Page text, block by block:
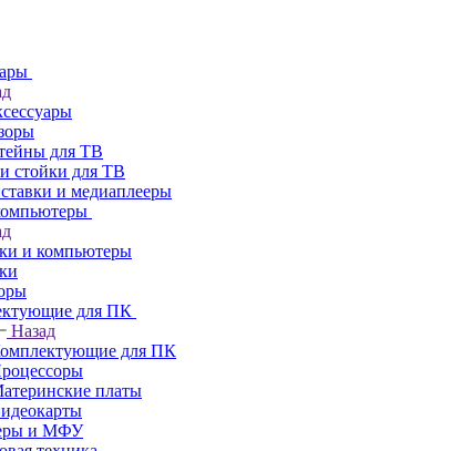
для ТВ
стойки для ТВ
и медиаплееры
и компьютеры
для ПК
Назад
для ПК
платы
и МФУ